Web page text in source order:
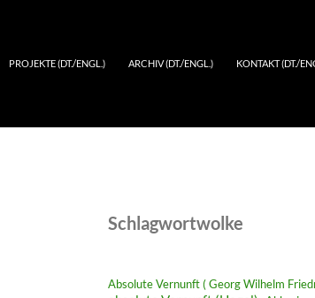
PROJEKTE (DT./ENGL.) ARCHIV (DT./ENGL.) KONTAKT (DT./
Schlagwortwolke
Absolute Vernunft ( Georg Wilhelm